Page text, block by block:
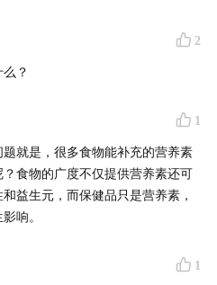
，手腕撑在地上....
腕的三角纤维软骨复合体，
，我认真研究了一件我之前
的，为什么这么难愈合，以及
。
到的东西，结合软骨科学，
2
？
1
就是，很多食物能补充的营养素
食物的广度不仅提供营养素还可
益生元，而保健品只是营养素，
响。
1